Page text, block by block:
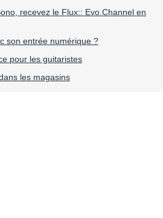
recevez le Flux:: Evo.Channel en
son entrée numérique ?
pour les guitaristes
les magasins